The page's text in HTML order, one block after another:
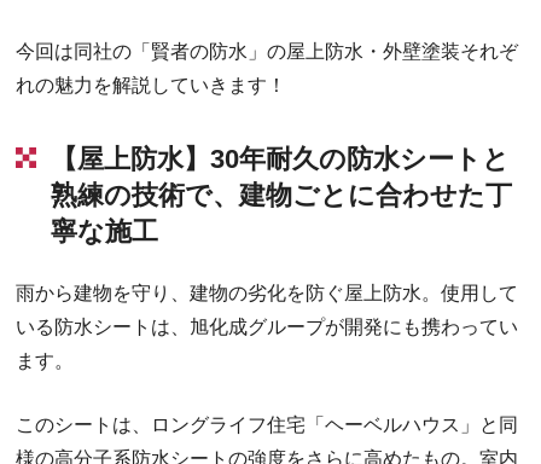
今回は同社の「賢者の防水」の屋上防水・外壁塗装それぞ
れの魅力を解説していきます！
【屋上防水】30年耐久の防水シートと
熟練の技術で、建物ごとに合わせた丁
寧な施工
雨から建物を守り、建物の劣化を防ぐ屋上防水。使用して
いる防水シートは、旭化成グループが開発にも携わってい
ます。
このシートは、ロングライフ住宅「ヘーベルハウス」と同
様の高分子系防水シートの強度をさらに高めたもの。室内